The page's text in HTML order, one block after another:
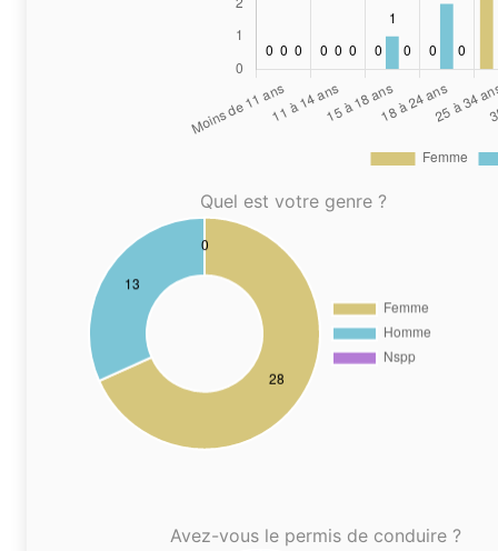
Quel est votre genre ?
Avez-vous le permis de conduire ?